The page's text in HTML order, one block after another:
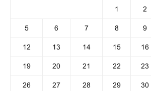
1 2
5 6 7 8 9
12 13 14 15 16
19 20 21 22 23
26 27 28 29 30